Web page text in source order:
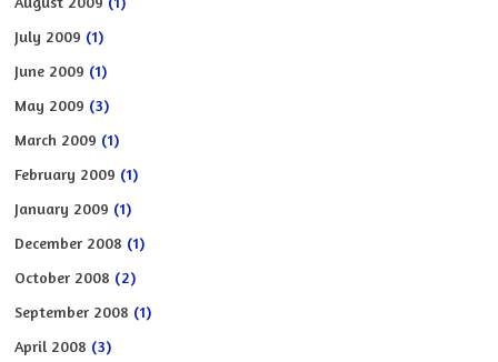
July 2009 (1)
June 2009 (1)
May 2009 (3)
March 2009 (1)
February 2009 (1)
January 2009 (1)
December 2008 (1)
October 2008 (2)
September 2008 (1)
April 2008 (3)